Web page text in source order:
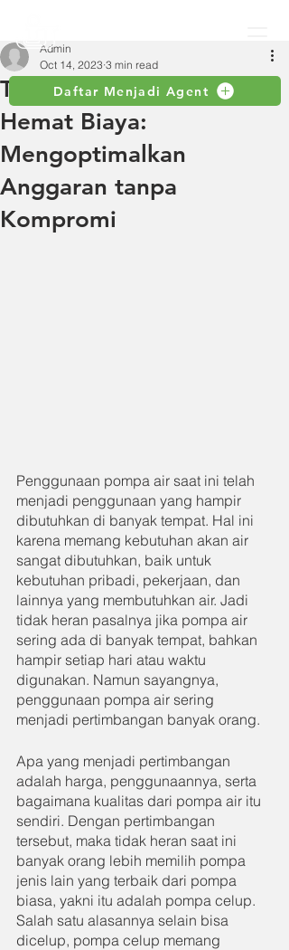
Daftar Menjadi Agent
Teknologi Pompa Celup
Hemat Biaya:
Mengoptimalkan
Anggaran tanpa
Kompromi
Admin
Oct 14, 2023 3 min read
Penggunaan pompa air saat ini telah
menjadi penggunaan yang hampir
dibutuhkan di banyak tempat. Hal ini
karena memang kebutuhan akan air
sangat dibutuhkan, baik untuk
kebutuhan pribadi, pekerjaan, dan
lainnya yang membutuhkan air. Jadi
tidak heran pasalnya jika pompa air
sering ada di banyak tempat, bahkan
hampir setiap hari atau waktu
digunakan. Namun sayangnya,
penggunaan pompa air sering
menjadi pertimbangan banyak orang.
Apa yang menjadi pertimbangan
adalah harga, penggunaannya, serta
bagaimana kualitas dari pompa air itu
sendiri. Dengan pertimbangan
tersebut, maka tidak heran saat ini
banyak orang lebih memilih pompa
jenis lain yang terbaik dari pompa
biasa, yakni itu adalah pompa celup.
Salah satu alasannya selain bisa
dicelup, pompa celup memang